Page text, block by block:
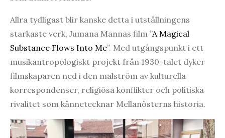
Allra tydligast blir kanske detta i utställningens
starkaste verk, Jumana Mannas film ”A Magical
Substance Flows Into Me”. Med utgångspunkt i ett
musikantropologiskt projekt från 1930-talet dyker
filmskaparen ned i den malström av kulturella
korrespondenser, religiösa konflikter och politiska
rivalitet som kännetecknar Mellanösterns historia.